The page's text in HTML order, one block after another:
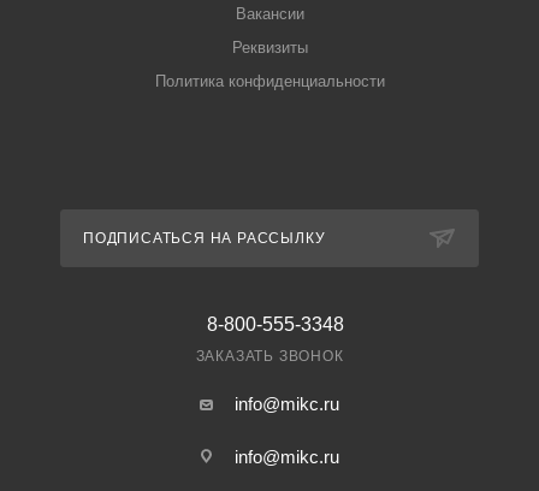
Вакансии
Реквизиты
Политика конфиденциальности
ПОДПИСАТЬСЯ НА РАССЫЛКУ
8-800-555-3348
ЗАКАЗАТЬ ЗВОНОК
info@mikc.ru
info@mikc.ru